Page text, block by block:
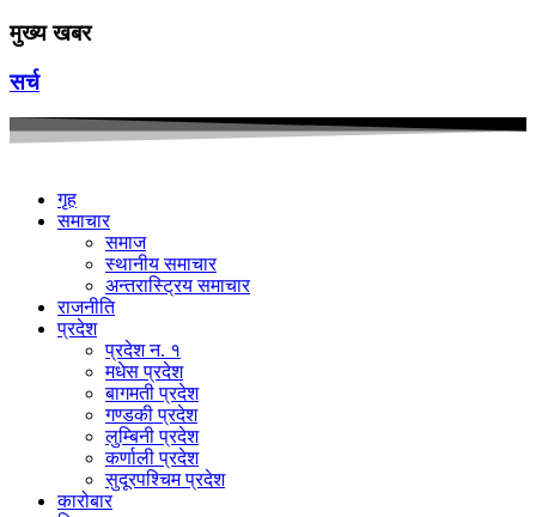
मुख्य खबर
सर्च
गृह
समाचार
समाज
स्थानीय समाचार
अन्तरास्ट्रिय समाचार
राजनीति
प्रदेश
प्रदेश न. १
मधेस प्रदेश
बागमती प्रदेश
गण्डकी प्रदेश
लुम्बिनी प्रदेश
कर्णाली प्रदेश
सुदूरपश्चिम प्रदेश
कारोबार